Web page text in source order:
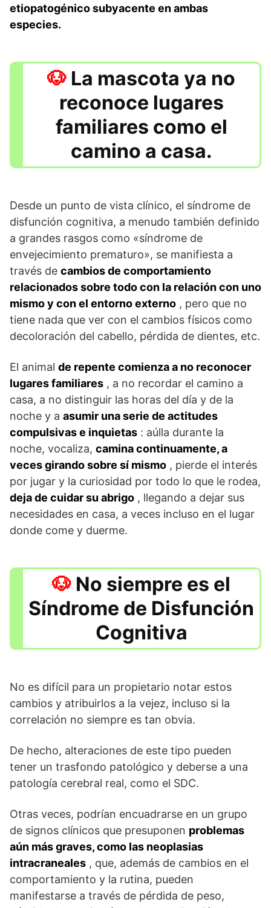
etiopatogénico subyacente en ambas
especies.
La mascota ya no
reconoce lugares
familiares como el
camino a casa.
Desde un punto de vista clínico, el síndrome de
disfunción cognitiva, a menudo también definido
a grandes rasgos como «síndrome de
envejecimiento prematuro», se manifiesta a
través de cambios de comportamiento
relacionados sobre todo con la relación con uno
mismo y con el entorno externo , pero que no
tiene nada que ver con el cambios físicos como
decoloración del cabello, pérdida de dientes, etc.
El animal de repente comienza a no reconocer
lugares familiares , a no recordar el camino a
casa, a no distinguir las horas del día y de la
noche y a asumir una serie de actitudes
compulsivas e inquietas : aúlla durante la
noche, vocaliza, camina continuamente, a
veces girando sobre sí mismo , pierde el interés
por jugar y la curiosidad por todo lo que le rodea,
deja de cuidar su abrigo , llegando a dejar sus
necesidades en casa, a veces incluso en el lugar
donde come y duerme.
No siempre es el
Síndrome de Disfunción
Cognitiva
No es difícil para un propietario notar estos
cambios y atribuirlos a la vejez, incluso si la
correlación no siempre es tan obvia.
De hecho, alteraciones de este tipo pueden
tener un trasfondo patológico y deberse a una
patología cerebral real, como el SDC.
Otras veces, podrían encuadrarse en un grupo
de signos clínicos que presuponen problemas
aún más graves, como las neoplasias
intracraneales , que, además de cambios en el
comportamiento y la rutina, pueden
manifestarse a través de pérdida de peso,